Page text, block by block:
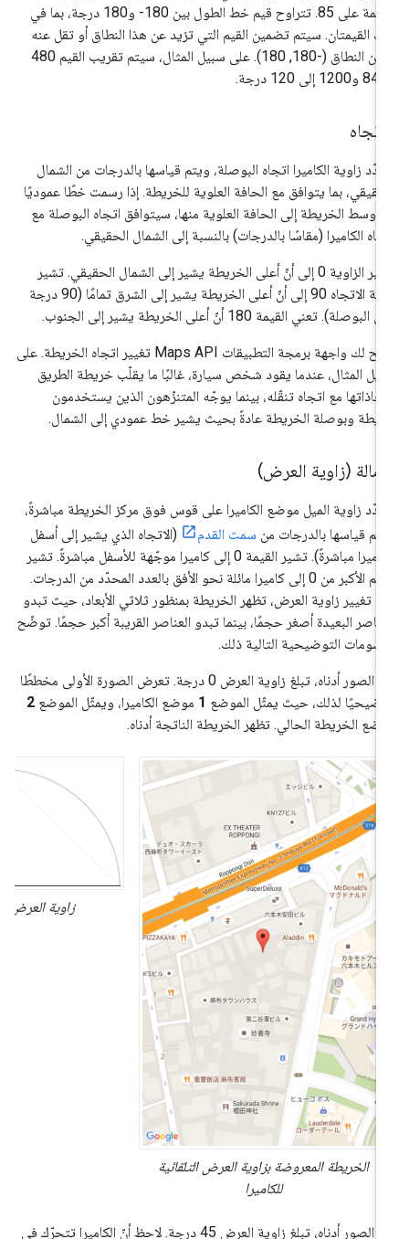
القيمة على 85. تتراوح قيم خط الطول بين ‎-180 و180 درجة، بما في
القيمتان. سيتم تضمين القيم التي تزيد عن هذا النطاق أو تقل عنه
ضمن النطاق (-180, 180). على سبيل المثال، سيتم تقريب القيم 480
زاوية الكاميرا اتجاه البوصلة، ويتم قياسها بالدرجات من الشمال
بما يتوافق مع الحافة العلوية للخريطة. إذا رسمت خطًا عموديًا
وسط الخريطة إلى الحافة العلوية منها، سيتوافق اتجاه البوصلة مع
الكاميرا (مقاسًا بالدرجات) بالنسبة إلى الشمال الحقيقي.
تشير الزاوية 0 إلى أنّ أعلى الخريطة يشير إلى الشمال الحقيقي. تشير
قيمة الاتجاه 90 إلى أنّ أعلى الخريطة يشير إلى الشرق تمامًا (90 درجة
تعني القيمة 180 أنّ أعلى الخريطة يشير إلى الجنوب.
تتيح لك واجهة برمجة التطبيقات Maps API تغيير اتجاه الخريطة. على
المثال، عندما يقود شخص سيارة، غالبًا ما يقلّب خريطة الطريق
مع اتجاه تنقّله، بينما يوجّه المتنزّهون الذين يستخدمون
وبوصلة الخريطة عادةً بحيث يشير خط عمودي إلى الشمال.
(زاوية العرض)
زاوية الميل موضع الكاميرا على قوس فوق مركز الخريطة مباشرةً،
قياسها بالدرجات من سمت القدم
(الاتجاه الذي يشير إلى أسفل
الكاميرا مباشرةً). تشير القيمة 0 إلى كاميرا موجّهة للأسفل مباشرةً. تشير
القيم الأكبر من 0 إلى كاميرا مائلة نحو الأفق بالعدد المحدّد من الدرجات.
تغيير زاوية العرض، تظهر الخريطة بمنظور ثلاثي الأبعاد، حيث تبدو
البعيدة أصغر حجمًا، بينما تبدو العناصر القريبة أكبر حجمًا. توضّح
التوضيحية التالية ذلك.
في الصور أدناه، تبلغ زاوية العرض 0 درجة. تعرض الصورة الأولى مخططًا
لذلك، حيث يمثّل الموضع1موضع الكاميرا، ويمثّل الموضع2
الخريطة الحالي. تظهر الخريطة الناتجة أدناه.
الخريطة المعروضة بزاوية العرض التلقائية
للكاميرا
زاوية العرض
في الصور أدناه، تبلغ زاوية العرض 45 درجة. لاحظ أنّ الكاميرا تتحرّك في